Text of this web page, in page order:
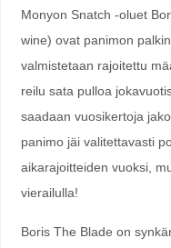
Monyon Snatch -oluet
wine) ovat panimon
valmistetaan rajoitettu
reilu sata pulloa
saadaan vuosikertoja
panimo jäi valitettavasti
aikarajoitteiden vuoksi,
vierailulla!
Boris The Blade on